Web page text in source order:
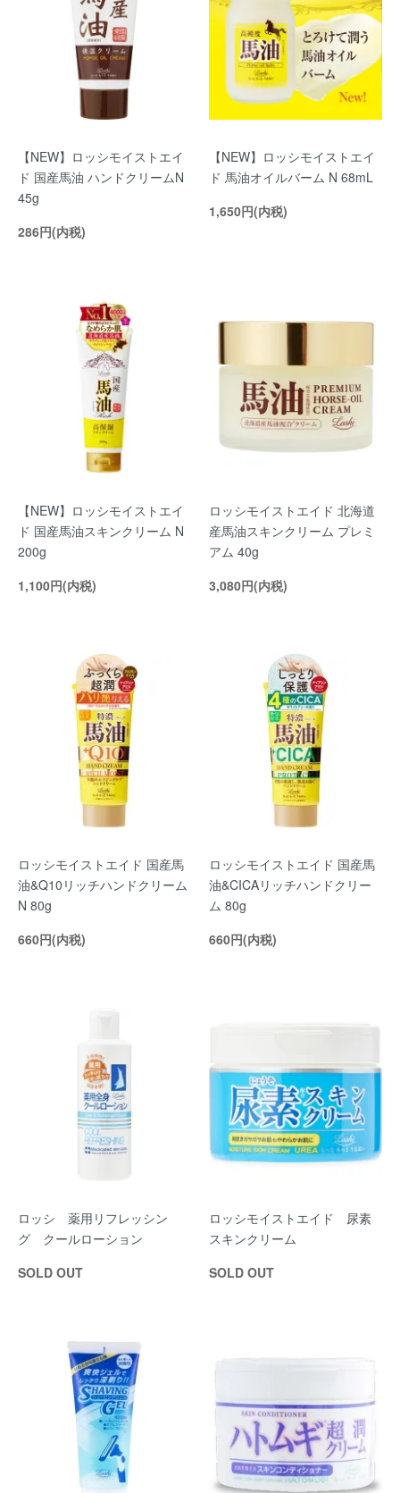
【NEW】ロッシモイストエイ
ド 国産馬油 ハンドクリームN
45g
286円(内税)
【NEW】ロッシモイストエイ
ド 馬油オイルバーム N 68mL
1,650円(内税)
【NEW】ロッシモイストエイ
ド 国産馬油スキンクリーム N
200g
1,100円(内税)
ロッシモイストエイド 北海道
産馬油スキンクリーム プレミ
アム 40g
3,080円(内税)
ロッシモイストエイド 国産馬
油&Q10リッチハンドクリーム
N 80g
660円(内税)
ロッシモイストエイド 国産馬
油&CICAリッチハンドクリー
ム 80g
660円(内税)
ロッシ 薬用リフレッシン
グ クールローション
SOLD OUT
ロッシモイストエイド 尿素
スキンクリーム
SOLD OUT